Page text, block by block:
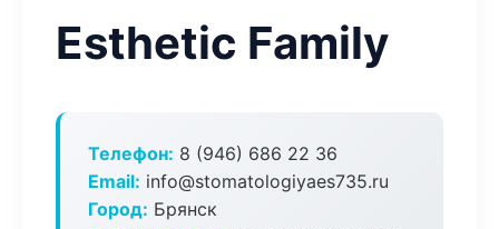
Esthetic Family
Телефон: 8 (946) 686 22 36
Email: info@stomatologiyaes735.ru
Город: Брянск